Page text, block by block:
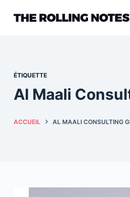
ÉTIQUETTE
Al Maali
ACCUEIL AL MAALI CONSULTING